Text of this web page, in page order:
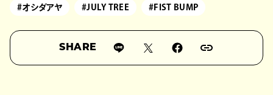
#オシダアヤ #JULY TREE #FIST BUMP
SHARE